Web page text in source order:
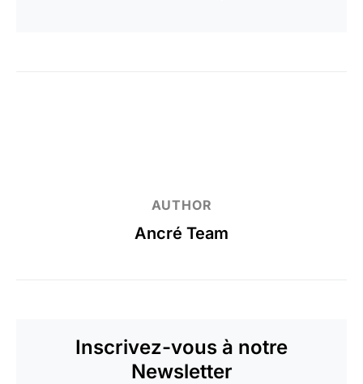
AUTHOR
Ancré Team
Inscrivez-vous à notre
Newsletter